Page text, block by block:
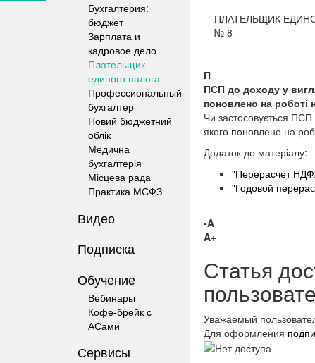
Бухгалтерия:
бюджет
Зарплата и
кадровое дело
Плательщик
единого налога
Профессиональный
бухгалтер
Новий бюджетний
облік
Медична
бухгалтерія
Місцева рада
Практика МСФЗ
Видео
Подписка
Обучение
Вебинары
Кофе-брейк с
АСами
Сервисы
ПЛАТЕЛЬЩИК
№ 8
П
ПСП до доходу у
поновлено на роботі
Чи застосовується ПСП
якого поновлено на
Додаток до матеріалу:
"Перерасчет
"Годовой
-A
A+
Статья
Уважаемый
Для оформления